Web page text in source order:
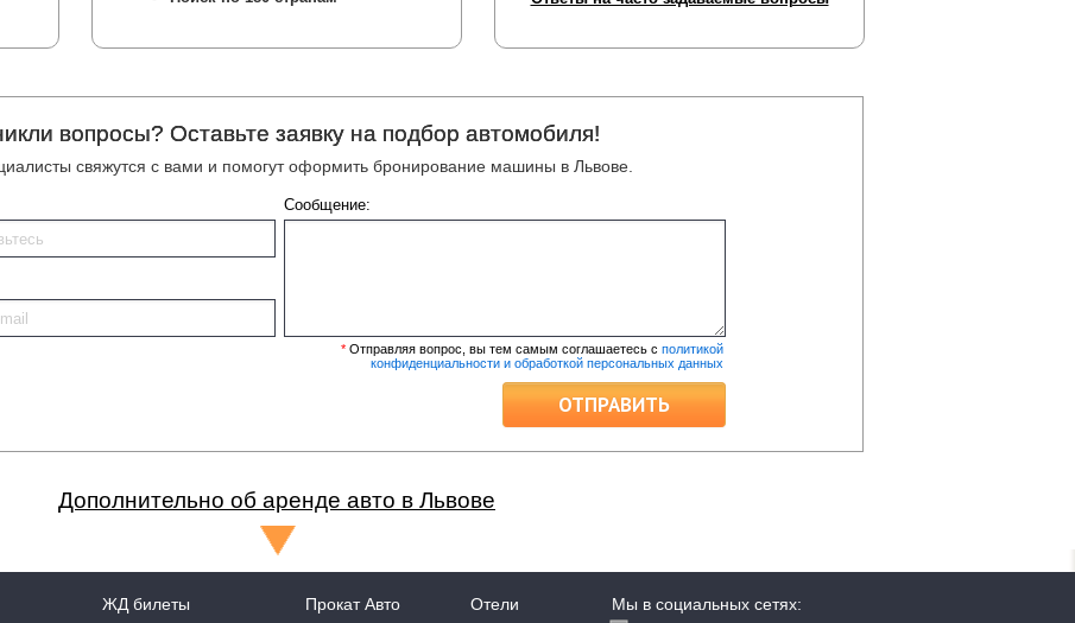
вопросы? Оставьте заявку на подбор автомобиля!
свяжутся с вами и помогут оформить бронирование машины в Львове.
Сообщение:
*Отправляя вопрос, вы тем самым соглашаетесь с политикой
конфиденциальности и обработкой персональных данных
ОТПРАВИТЬ
Дополнительно об аренде авто в Львове
ЖД билеты Прокат Авто Отели Мы в социальных сетях: